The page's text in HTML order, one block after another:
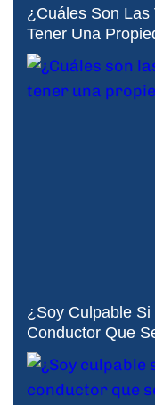
¿Cuáles Son
Tener Una
¿Soy Culpable
Conductor Que